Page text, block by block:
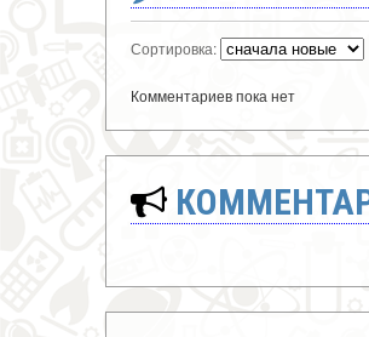
Сортировка:
Комментариев пока нет